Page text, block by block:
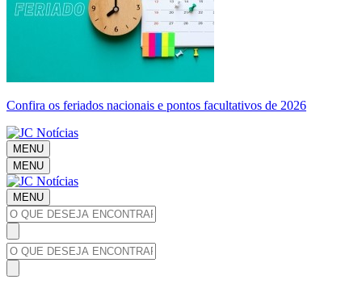
Confira os feriados nacionais e pontos facultativos de 2026
MENU
MENU
MENU